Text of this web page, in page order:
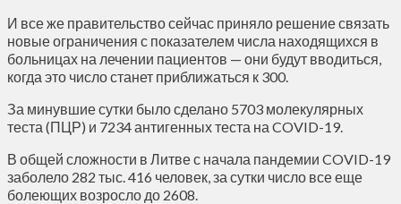
И все же правительство сейчас приняло решение связать
новые ограничения с показателем числа находящихся в
больницах на лечении пациентов — они будут вводиться,
когда это число станет приближаться к 300.
За минувшие сутки было сделано 5703 молекулярных
теста (ПЦР) и 7234 антигенных теста на COVID-19.
В общей сложности в Литве с начала пандемии COVID-19
заболело 282 тыс. 416 человек, за сутки число все еще
болеющих возросло до 2608.